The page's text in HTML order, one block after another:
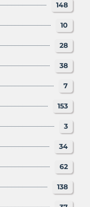
148
10
28
38
7
153
3
34
62
138